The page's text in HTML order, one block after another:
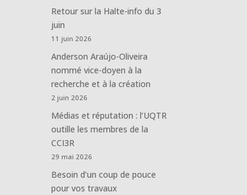
Retour sur la Halte-info du 3
juin
11 juin 2026
Anderson Araújo-Oliveira
nommé vice-doyen à la
recherche et à la création
2 juin 2026
Médias et réputation : l’UQTR
outille les membres de la
CCI3R
29 mai 2026
Besoin d’un coup de pouce
pour vos travaux